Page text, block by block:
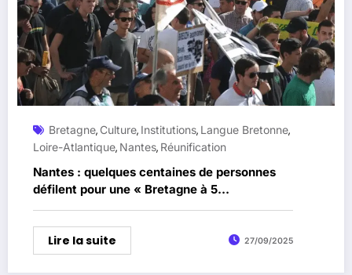
Bretagne, Culture, Institutions, Langue Bretonne,
Loire-Atlantique, Nantes, Réunification
Nantes : quelques centaines de personnes
défilent pour une « Bretagne à 5
départements »
Lire la suite 27/09/2025